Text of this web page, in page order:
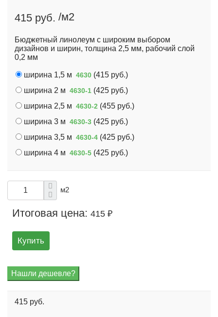
415 руб. /м2
Бюджетный линолеум с широким выбором
дизайнов и ширин, толщина 2,5 мм, рабочий слой
0,2 мм
ширина 1,5 м 4630 (415 руб.)
ширина 2 м 4630-1 (425 руб.)
ширина 2,5 м 4630-2 (455 руб.)
ширина 3 м 4630-3 (425 руб.)
ширина 3,5 м 4630-4 (425 руб.)
ширина 4 м 4630-5 (425 руб.)
м2
Итоговая цена: 415 ₽
Купить
415 руб.